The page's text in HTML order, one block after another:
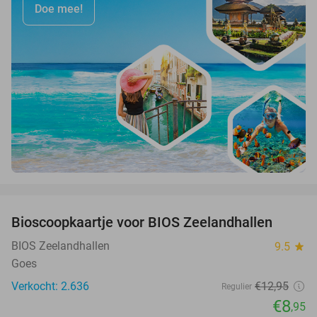
Doe mee!
Bioscoopkaartje voor BIOS Zeelandhallen
BIOS Zeelandhallen 9.5 star
Goes
Verkocht: 2.636
Regulier €12,95
€8,95